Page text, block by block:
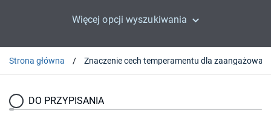
Więcej opcji wyszukiwania
Strona główna
DO PRZYPISANIA